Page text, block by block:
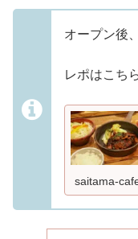
オープン後
レポはこちら
saitama-